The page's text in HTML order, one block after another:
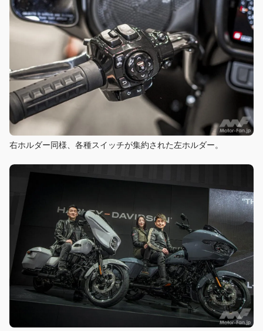
右ホルダー同様、各種スイッチが集約された左ホルダー。